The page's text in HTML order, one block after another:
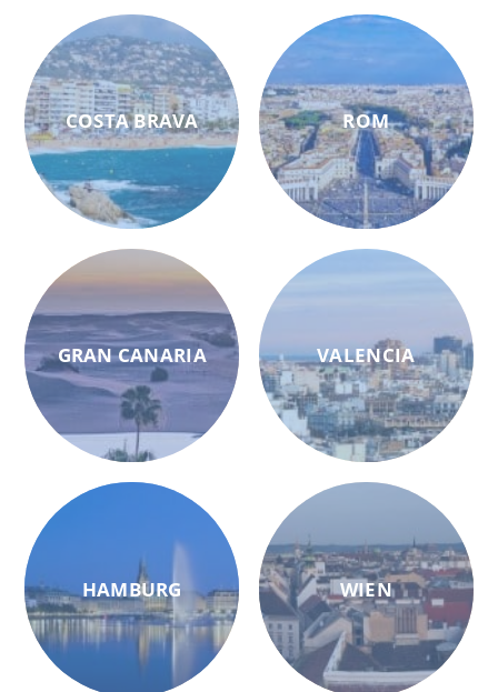
COSTA BRAVA
GRAN CANARIA
HAMBURG
ROM
VALENCIA
WIEN